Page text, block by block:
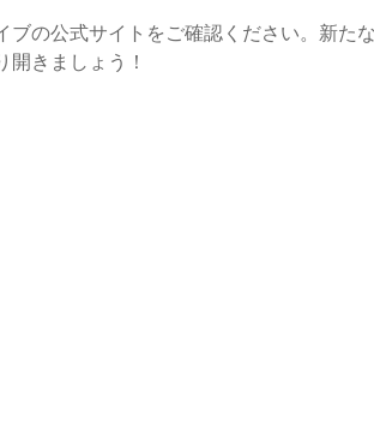
の公式サイトをご確認ください。新た
きましょう！